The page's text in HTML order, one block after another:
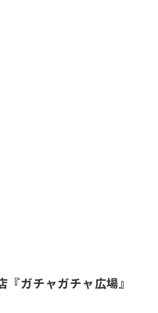
ガチャガチャ広場』